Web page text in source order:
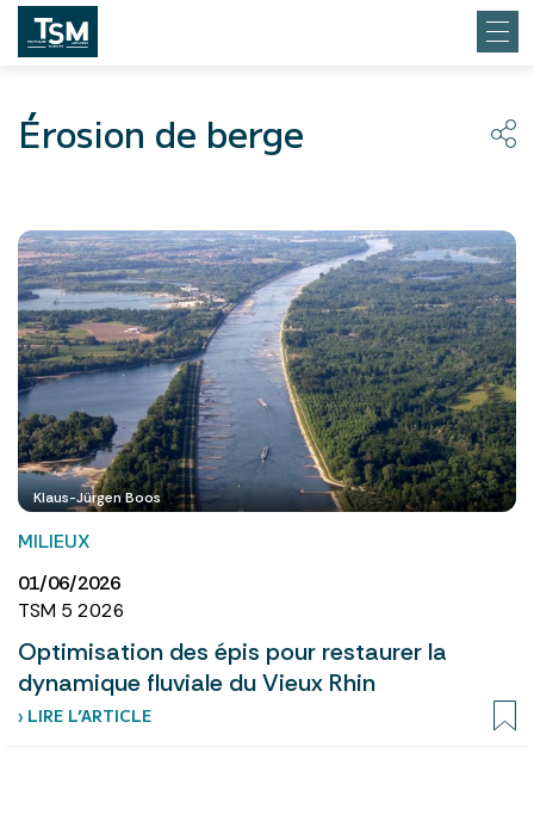
Érosion de berge
Klaus-Jürgen Boos
MILIEUX
01/06/2026
TSM 5 2026
Optimisation des épis pour restaurer la
dynamique fluviale du Vieux Rhin
› LIRE L’ARTICLE